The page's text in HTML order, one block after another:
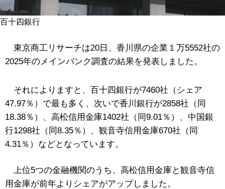
百十四銀行
東京商工リサーチは20日、香川県の企業１万5552社の
2025年のメインバンク調査の結果を発表しました。
それによりますと、百十四銀行が7460社（シェア
47.97％）で最も多く、次いで香川銀行が2858社（同
18.38％）、高松信用金庫1402社（同9.01％）、中国銀
行1298社（同8.35％）、観音寺信用金庫670社（同
4.31％）などとなっています。
上位5つの金融機関のうち、高松信用金庫と観音寺信
用金庫が前年よりシェアがアップしました。